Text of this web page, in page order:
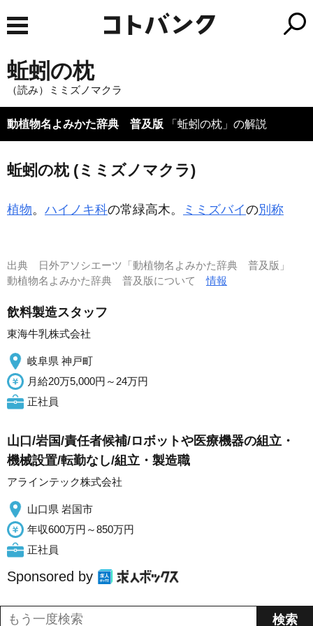
蚯蚓の枕
（読み）ミミズノマクラ
動植物名よみかた辞典 普及版 「蚯蚓の枕」の解説
蚯蚓の枕 (ミミズノマクラ)
植物。 ハイノキ科の常緑高木。 ミミズバイの別称
出典
日外アソシエーツ「動植物名よみかた辞典 普及版」
動植物名よみかた辞典 普及版について情報
飲料製造スタッフ
東海牛乳株式会社
岐阜県 神戸町
月給20万5,000円～24万円
正社員
山口/岩国/責任者候補/ロボットや医療機器の組立・
機械設置/転勤なし/組立・製造職
アラインテック株式会社
山口県 岩国市
年収600万円～850万円
正社員
Sponsored by